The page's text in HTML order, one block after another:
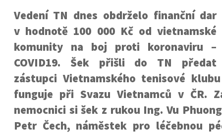
Vedení TN dnes obdrželo finanční dar
v hodnotě 100 000 Kč od vietnamské
komunity na boj proti koronaviru –
COVID19. Šek přišli do TN předat
zástupci Vietnamského tenisové
funguje při Svazu Vietnamců v ČR.
nemocnici si šek z rukou Ing. Vu
Petr Čech, náměstek pro léčebnou